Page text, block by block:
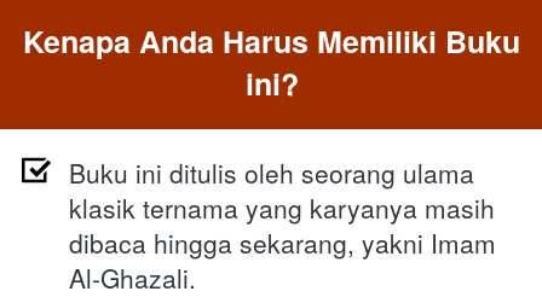
Kenapa Anda Harus Memiliki Buku
ini?
Buku ini ditulis oleh seorang ulama
klasik ternama yang karyanya masih
dibaca hingga sekarang, yakni Imam
Al-Ghazali.